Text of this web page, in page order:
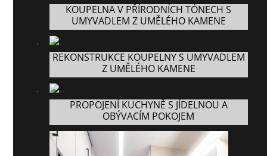
KOUPELNA V PŘÍRODNÍCH TÓNECH S
UMYVADLEM Z UMĚLÉHO KAMENE
REKONSTRUKCE KOUPELNY S UMYVADLEM
Z UMĚLÉHO KAMENE
PROPOJENÍ KUCHYNĚ S JÍDELNOU A
OBÝVACÍM POKOJEM